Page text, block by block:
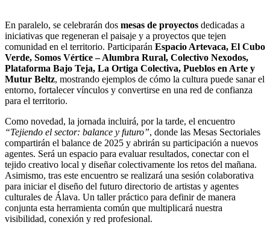
En paralelo, se celebrarán dos mesas de proyectos dedicadas a
iniciativas que regeneran el paisaje y a proyectos que tejen
comunidad en el territorio. Participarán Espacio Artevaca, El Cubo
Verde, Somos Vértice – Alumbra Rural, Colectivo Nexodos,
Plataforma Bajo Teja, La Ortiga Colectiva, Pueblos en Arte y
Mutur Beltz, mostrando ejemplos de cómo la cultura puede sanar el
entorno, fortalecer vínculos y convertirse en una red de confianza
para el territorio.
Como novedad, la jornada incluirá, por la tarde, el encuentro
“Tejiendo el sector: balance y futuro”, donde las Mesas Sectoriales
compartirán el balance de 2025 y abrirán su participación a nuevos
agentes. Será un espacio para evaluar resultados, conectar con el
tejido creativo local y diseñar colectivamente los retos del mañana.
Asimismo, tras este encuentro se realizará una sesión colaborativa
para iniciar el diseño del futuro directorio de artistas y agentes
culturales de Álava. Un taller práctico para definir de manera
conjunta esta herramienta común que multiplicará nuestra
visibilidad, conexión y red profesional.